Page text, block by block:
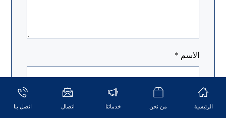
الاسم *
البريد الإلكترونيالرئيسية من نحن خدماتنا اتصال اتصل بنا